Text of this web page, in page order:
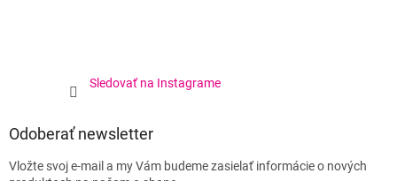
Sledovať na Instagrame
Odoberať newsletter
Vložte svoj e-mail a my Vám budeme zasielať informácie o nových